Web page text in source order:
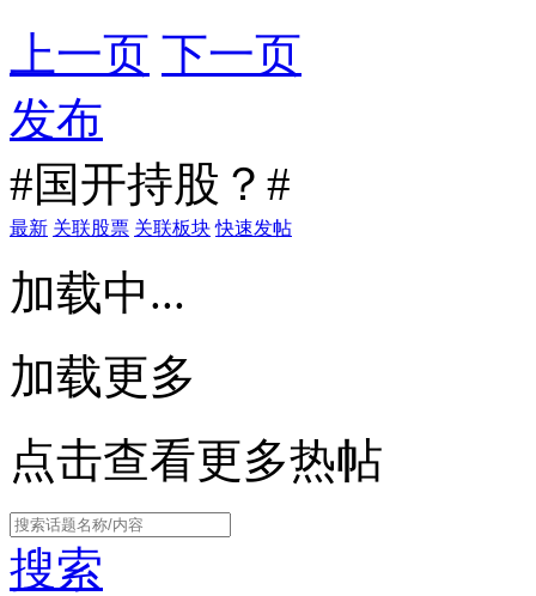
上一页 下一页
发布
#国开持股？#
最新 关联股票 关联板块 快速发帖
加载中...
加载更多
点击查看更多热帖
搜索